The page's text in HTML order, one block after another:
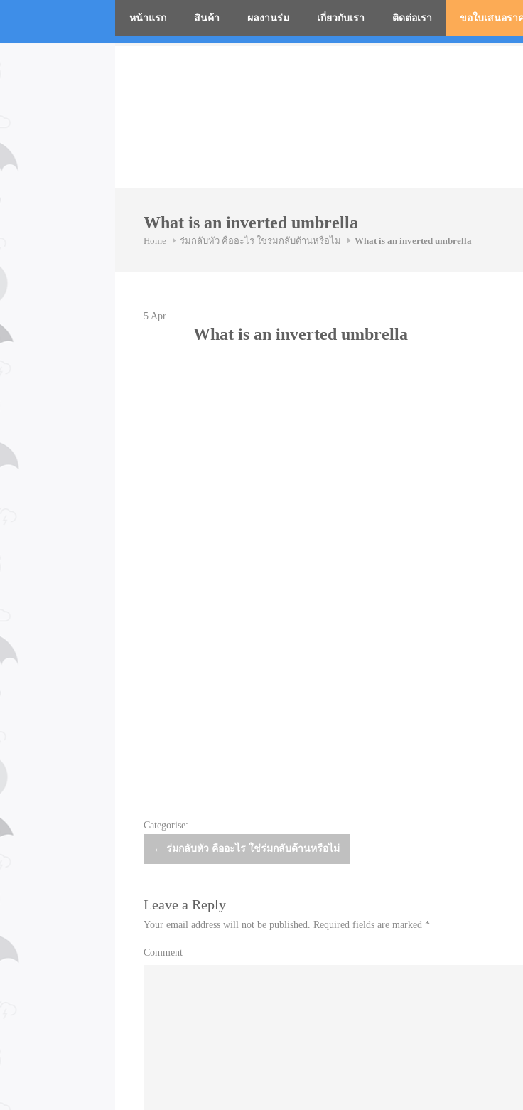
หน้าแรก สินค้า ผลงานร่ม เกี่ยวกับเรา ติดต่อเรา ขอใบเสนอรา
What is an inverted umbrella
Home ร่มกลับหัว คืออะไร ใช่ร่มกลับด้านหรือไม่ What is an inverted umbrella
5 Apr
What is an inverted umbrella
Categorise:
Post
← ร่มกลับหัว คืออะไร ใช่ร่มกลับด้านหรือไม่
Leave a Reply
Your email address will not be published. Required fields are marked *
Comment
โรงงานร่มสกรีนโลโก้ ร่มพรีเมี่ยม ร่มตอนเดีย